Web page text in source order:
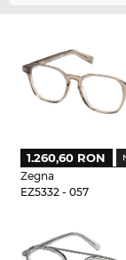
Zegna
EZ5332 - 057
1.260,60 RON